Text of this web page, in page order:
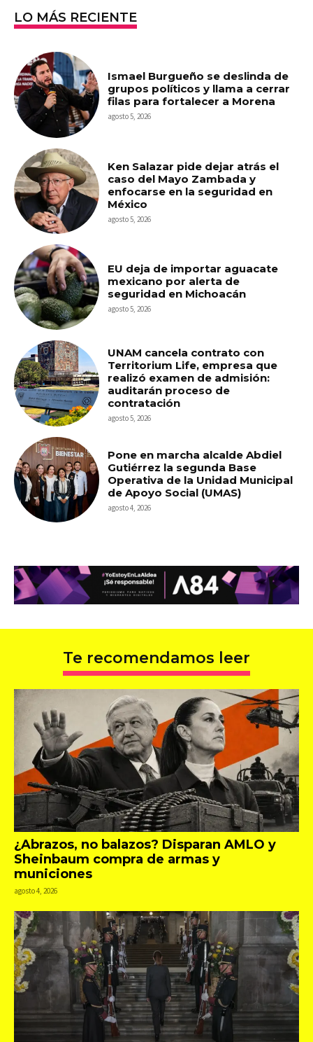
LO MÁS RECIENTE
Ismael Burgueño se deslinda de
grupos políticos y llama a cerrar
filas para fortalecer a Morena
agosto 5, 2026
Ken Salazar pide dejar atrás el
caso del Mayo Zambada y
enfocarse en la seguridad en
México
agosto 5, 2026
EU deja de importar aguacate
mexicano por alerta de
seguridad en Michoacán
agosto 5, 2026
UNAM cancela contrato con
Territorium Life, empresa que
realizó examen de admisión:
auditarán proceso de
contratación
agosto 5, 2026
Pone en marcha alcalde Abdiel
Gutiérrez la segunda Base
Operativa de la Unidad Municipal
de Apoyo Social (UMAS)
agosto 4, 2026
Te recomendamos leer
¿Abrazos, no balazos? Disparan AMLO y
Sheinbaum compra de armas y
municiones
agosto 4, 2026